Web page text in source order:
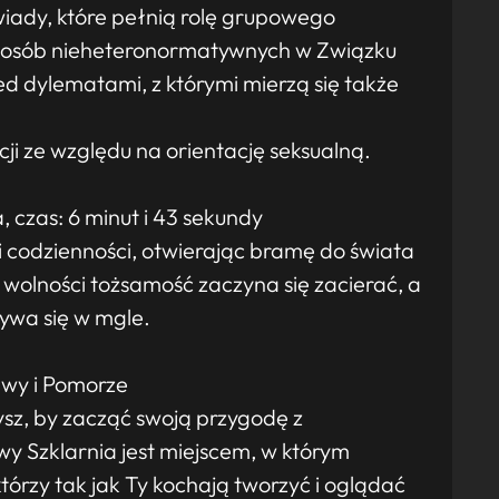
które pełnią rolę grupowego
nieheteronormatywnych w Związku
dylematami, z którymi mierzą się także
ze względu na orientację seksualną.
czas: 6 minut i 43 sekundy
otwierając bramę do świata
tożsamość zaczyna się zacierać, a
się w mgle.
i Pomorze
by zacząć swoją przygodę z
Szklarnia jest miejscem, w którym
tak jak Ty kochają tworzyć i oglądać